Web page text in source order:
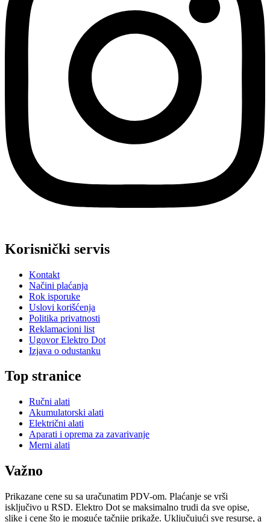
Korisnički servis
Kontakt
Načini plaćanja
Rok isporuke
Uslovi korišćenja
Politika privatnosti
Reklamacioni list
Ugovor Elektro Dot
Izjava o odustanku
Top stranice
Ručni alati
Akumulatorski alati
Električni alati
Aparati i oprema za zavarivanje
Merni alati
Važno
Prikazane cene su sa uračunatim PDV-om. Plaćanje se vrši
isključivo u RSD. Elektro Dot se maksimalno trudi da sve opise,
slike i cene što je moguće tačnije prikaže. Uključujući sve resurse, a